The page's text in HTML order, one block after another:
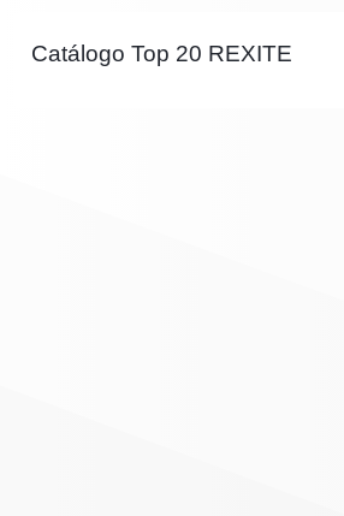
Catálogo Top 20 REXITE